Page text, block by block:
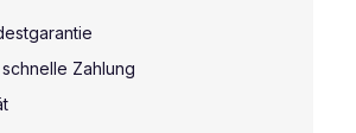
Zahlung